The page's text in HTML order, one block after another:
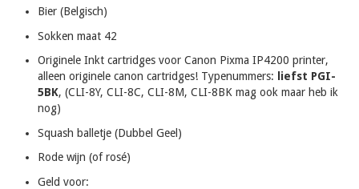
Bier (Belgisch)
Sokken maat 42
Originele Inkt cartridges voor Canon Pixma IP4200 printer,
alleen originele canon cartridges! Typenummers:
liefst PGI-
5BK, (CLI-8Y, CLI-8C, CLI-8M, CLI-8BK mag ook maar heb ik
nog)
Squash balletje (Dubbel Geel)
Rode wijn (of rosé)
Geld voor: